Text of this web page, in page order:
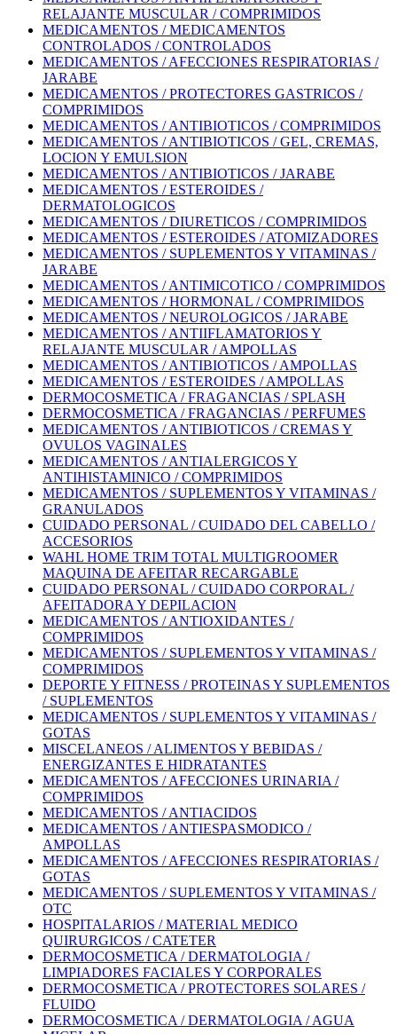
RELAJANTE MUSCULAR / COMPRIMIDOS
MEDICAMENTOS / MEDICAMENTOS
CONTROLADOS / CONTROLADOS
MEDICAMENTOS / AFECCIONES RESPIRATORIAS /
JARABE
MEDICAMENTOS / PROTECTORES GASTRICOS /
COMPRIMIDOS
MEDICAMENTOS / ANTIBIOTICOS / COMPRIMIDOS
MEDICAMENTOS / ANTIBIOTICOS / GEL, CREMAS,
LOCION Y EMULSION
MEDICAMENTOS / ANTIBIOTICOS / JARABE
MEDICAMENTOS / ESTEROIDES /
DERMATOLOGICOS
MEDICAMENTOS / DIURETICOS / COMPRIMIDOS
MEDICAMENTOS / ESTEROIDES / ATOMIZADORES
MEDICAMENTOS / SUPLEMENTOS Y VITAMINAS /
JARABE
MEDICAMENTOS / ANTIMICOTICO / COMPRIMIDOS
MEDICAMENTOS / HORMONAL / COMPRIMIDOS
MEDICAMENTOS / NEUROLOGICOS / JARABE
MEDICAMENTOS / ANTIIFLAMATORIOS Y
RELAJANTE MUSCULAR / AMPOLLAS
MEDICAMENTOS / ANTIBIOTICOS / AMPOLLAS
MEDICAMENTOS / ESTEROIDES / AMPOLLAS
DERMOCOSMETICA / FRAGANCIAS / SPLASH
DERMOCOSMETICA / FRAGANCIAS / PERFUMES
MEDICAMENTOS / ANTIBIOTICOS / CREMAS Y
OVULOS VAGINALES
MEDICAMENTOS / ANTIALERGICOS Y
ANTIHISTAMINICO / COMPRIMIDOS
MEDICAMENTOS / SUPLEMENTOS Y VITAMINAS /
GRANULADOS
CUIDADO PERSONAL / CUIDADO DEL CABELLO /
ACCESORIOS
WAHL HOME TRIM TOTAL MULTIGROOMER
MAQUINA DE AFEITAR RECARGABLE
CUIDADO PERSONAL / CUIDADO CORPORAL /
AFEITADORA Y DEPILACION
MEDICAMENTOS / ANTIOXIDANTES /
COMPRIMIDOS
MEDICAMENTOS / SUPLEMENTOS Y VITAMINAS /
COMPRIMIDOS
DEPORTE Y FITNESS / PROTEINAS Y SUPLEMENTOS
/ SUPLEMENTOS
MEDICAMENTOS / SUPLEMENTOS Y VITAMINAS /
GOTAS
MISCELANEOS / ALIMENTOS Y BEBIDAS /
ENERGIZANTES E HIDRATANTES
MEDICAMENTOS / AFECCIONES URINARIA /
COMPRIMIDOS
MEDICAMENTOS / ANTIACIDOS
MEDICAMENTOS / ANTIESPASMODICO /
AMPOLLAS
MEDICAMENTOS / AFECCIONES RESPIRATORIAS /
GOTAS
MEDICAMENTOS / SUPLEMENTOS Y VITAMINAS /
OTC
HOSPITALARIOS / MATERIAL MEDICO
QUIRURGICOS / CATETER
DERMOCOSMETICA / DERMATOLOGIA /
LIMPIADORES FACIALES Y CORPORALES
DERMOCOSMETICA / PROTECTORES SOLARES /
FLUIDO
DERMOCOSMETICA / DERMATOLOGIA / AGUA